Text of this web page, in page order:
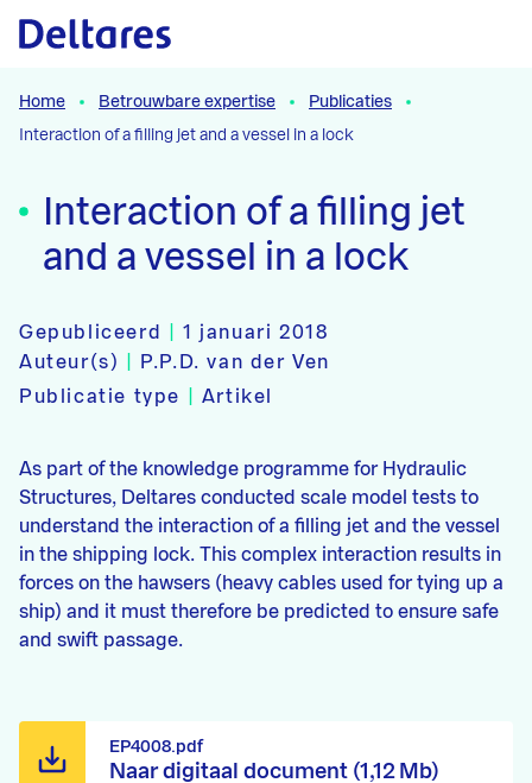
Naar hoofdcontent
Home Betrouwbare expertise
Publicaties
Interaction of a filling jet and a vessel in a lock
Interaction of a filling jet
and a vessel in a lock
Gepubliceerd |1 januari 2018
Auteur(s)
P.P.D. van der Ven
Publicatie type
Artikel
As part of the knowledge programme for Hydraulic
Structures, Deltares conducted scale model tests to
understand the interaction of a filling jet and the vessel
in the shipping lock. This complex interaction results in
forces on the hawsers (heavy cables used for tying up a
ship) and it must therefore be predicted to ensure safe
and swift passage.
Naar digitaal document (1,12 Mb)
EP4008.pdf